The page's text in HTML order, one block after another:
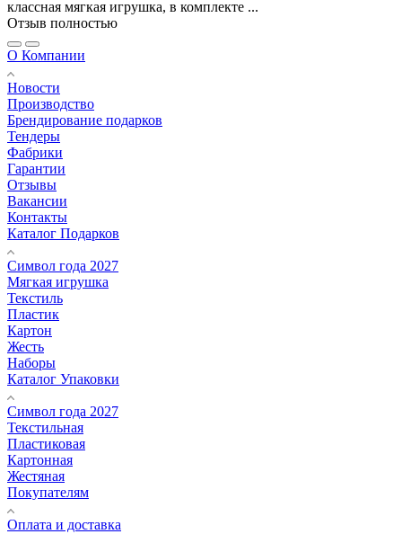
классная мягкая игрушка, в комплекте ...
Отзыв полностью
О Компании
Новости
Производство
Брендирование подарков
Тендеры
Фабрики
Гарантии
Отзывы
Вакансии
Контакты
Каталог Подарков
Символ года 2027
Мягкая игрушка
Текстиль
Пластик
Картон
Жесть
Наборы
Каталог Упаковки
Символ года 2027
Текстильная
Пластиковая
Картонная
Жестяная
Покупателям
Оплата и доставка